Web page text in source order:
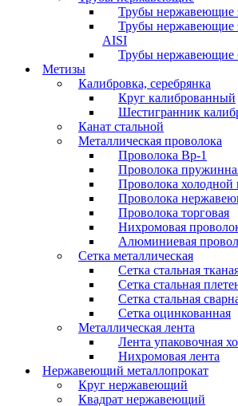
Трубы нержавеющие
Трубы нержавеющие
AISI
Трубы нержавеющие
Метизы
Калибровка, серебрянка
Круг калиброванный
Шестигранник
Канат стальной
Металлическая проволока
Проволока Вр-1
Проволока
Проволока холодной
Проволока
Проволока торговая
Нихромовая
Алюминиевая
Сетка металлическая
Сетка стальная
Сетка стальная
Сетка стальная
Сетка оцинкованная
Металлическая лента
Лента упаковочная
Нихромовая лента
Нержавеющий металлопрокат
Круг нержавеющий
Квадрат нержавеющий